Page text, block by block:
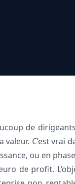
de
valeur. C’est vrai
ou en
de profit.